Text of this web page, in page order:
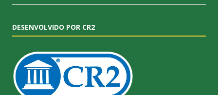
DESENVOLVIDO POR CR2